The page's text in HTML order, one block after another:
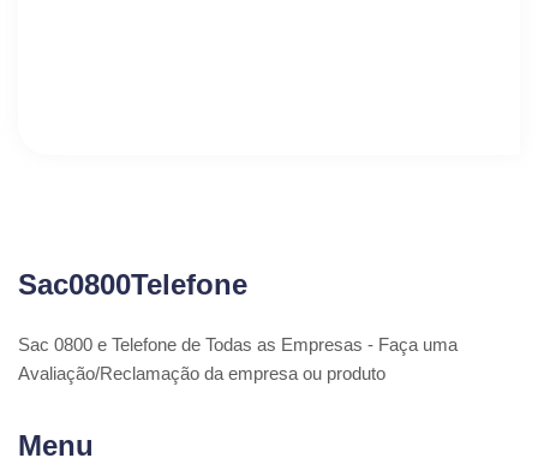
Sac0800Telefone
Sac 0800 e Telefone de Todas as Empresas - Faça uma
Avaliação/Reclamação da empresa ou produto
Menu